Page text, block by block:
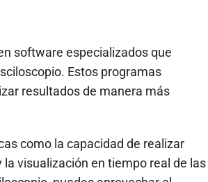
software especializados que
Estos programas
resultados de manera más
como la capacidad de realizar
visualización en tiempo real de las